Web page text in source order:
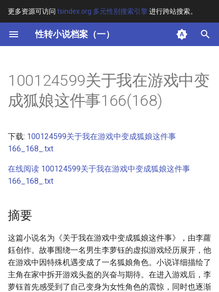
更多资源可访问 tsindex.org 多元性别搜索引擎进行跨站搜索。
性转小说档案（一）
键
开
始
索
其他信息 [Processed Page
Metadata]
100124599关于我在游戏中变
成狐娘这件事166(168)
下载: 100124599关于我在游戏中变成狐娘这件事
166_168_.txt
在线阅读 100124599关于我在游戏中变成狐娘这件事
166_168_.txt
摘要
这篇小说名为《关于我在游戏中变成狐娘这件事》，由李蘿
鈺创作。故事围绕一名男生李萝钰的虚拟游戏经历展开，他
在游戏中因特殊机遇变成了一名狐娘角色。小说详细描绘了
主角在家中拆开游戏头盔的兴奋与期待。在进入游戏后，李
萝钰首先感受到了自己变身为女性角色的震惊，同时也逐渐